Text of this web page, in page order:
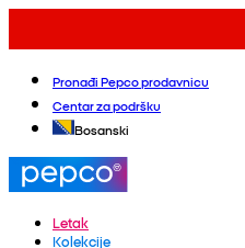
Pronađi Pepco prodavnicu
Centar za podršku
Bosanski
Letak
Kolekcije